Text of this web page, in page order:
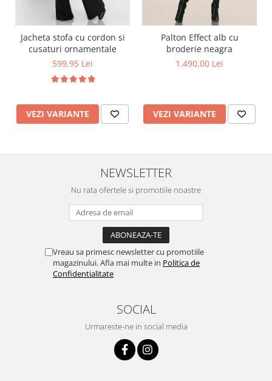
Jacheta stofa cu cordon si
cusaturi ornamentale
599,95 Lei
VEZI VARIANTE
Palton Effect alb cu
broderie neagra
1.490,00 Lei
VEZI VARIANTE
NEWSLETTER
Nu rata ofertele si promotiile noastre
Vreau sa primesc newsletter cu promotiile
magazinului. Afla mai multe in Politica de
Confidentialitate
SOCIAL
Urmareste-ne in social media